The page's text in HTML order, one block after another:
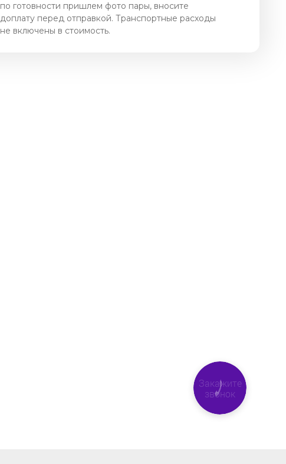
по готовности пришлем фото пары, вносите
доплату перед отправкой. Транспортные расходы
не включены в стоимость.
Закажите
звонок